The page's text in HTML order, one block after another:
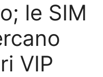
le SIM
VIP